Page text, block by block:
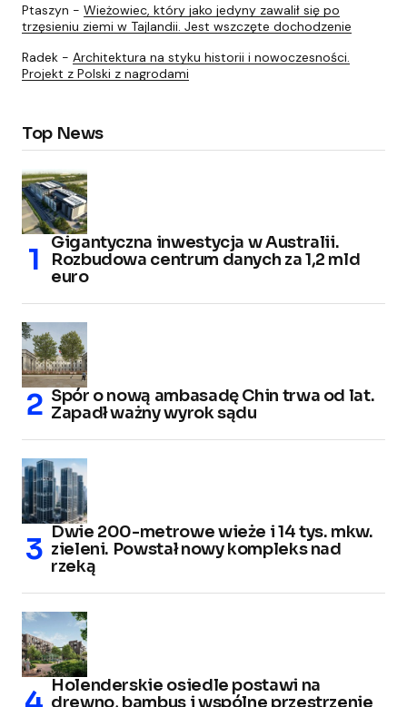
Ptaszyn - Wieżowiec, który jako jedyny zawalił się po
trzęsieniu ziemi w Tajlandii. Jest wszczęte dochodzenie
Radek - Architektura na styku historii i nowoczesności.
Projekt z Polski z nagrodami
Top News
Gigantyczna inwestycja w Australii.
Rozbudowa centrum danych za 1,2 mld
euro
Spór o nową ambasadę Chin trwa od lat.
Zapadł ważny wyrok sądu
Dwie 200-metrowe wieże i 14 tys. mkw.
zieleni. Powstał nowy kompleks nad
rzeką
Holenderskie osiedle postawi na
drewno, bambus i wspólne przestrzenie